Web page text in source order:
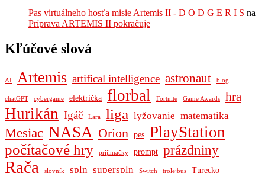
Pas virtuálneho hosťa misie Artemis II - D O D G E R I S na
Príprava ARTEMIS II pokračuje
Kľúčové slová
AI Artemis artifical intelligence astronaut blog
chatGPT cybergame električka florbal Fortnite Game Awards hra
Hurikán Igáč Lara liga lyžovanie matematika
Mesiac NASA Orion pes PlayStation
počítačové hry prijímačky prompt prázdniny
Rača slovník spln superspln Switch trolejbus Turecko